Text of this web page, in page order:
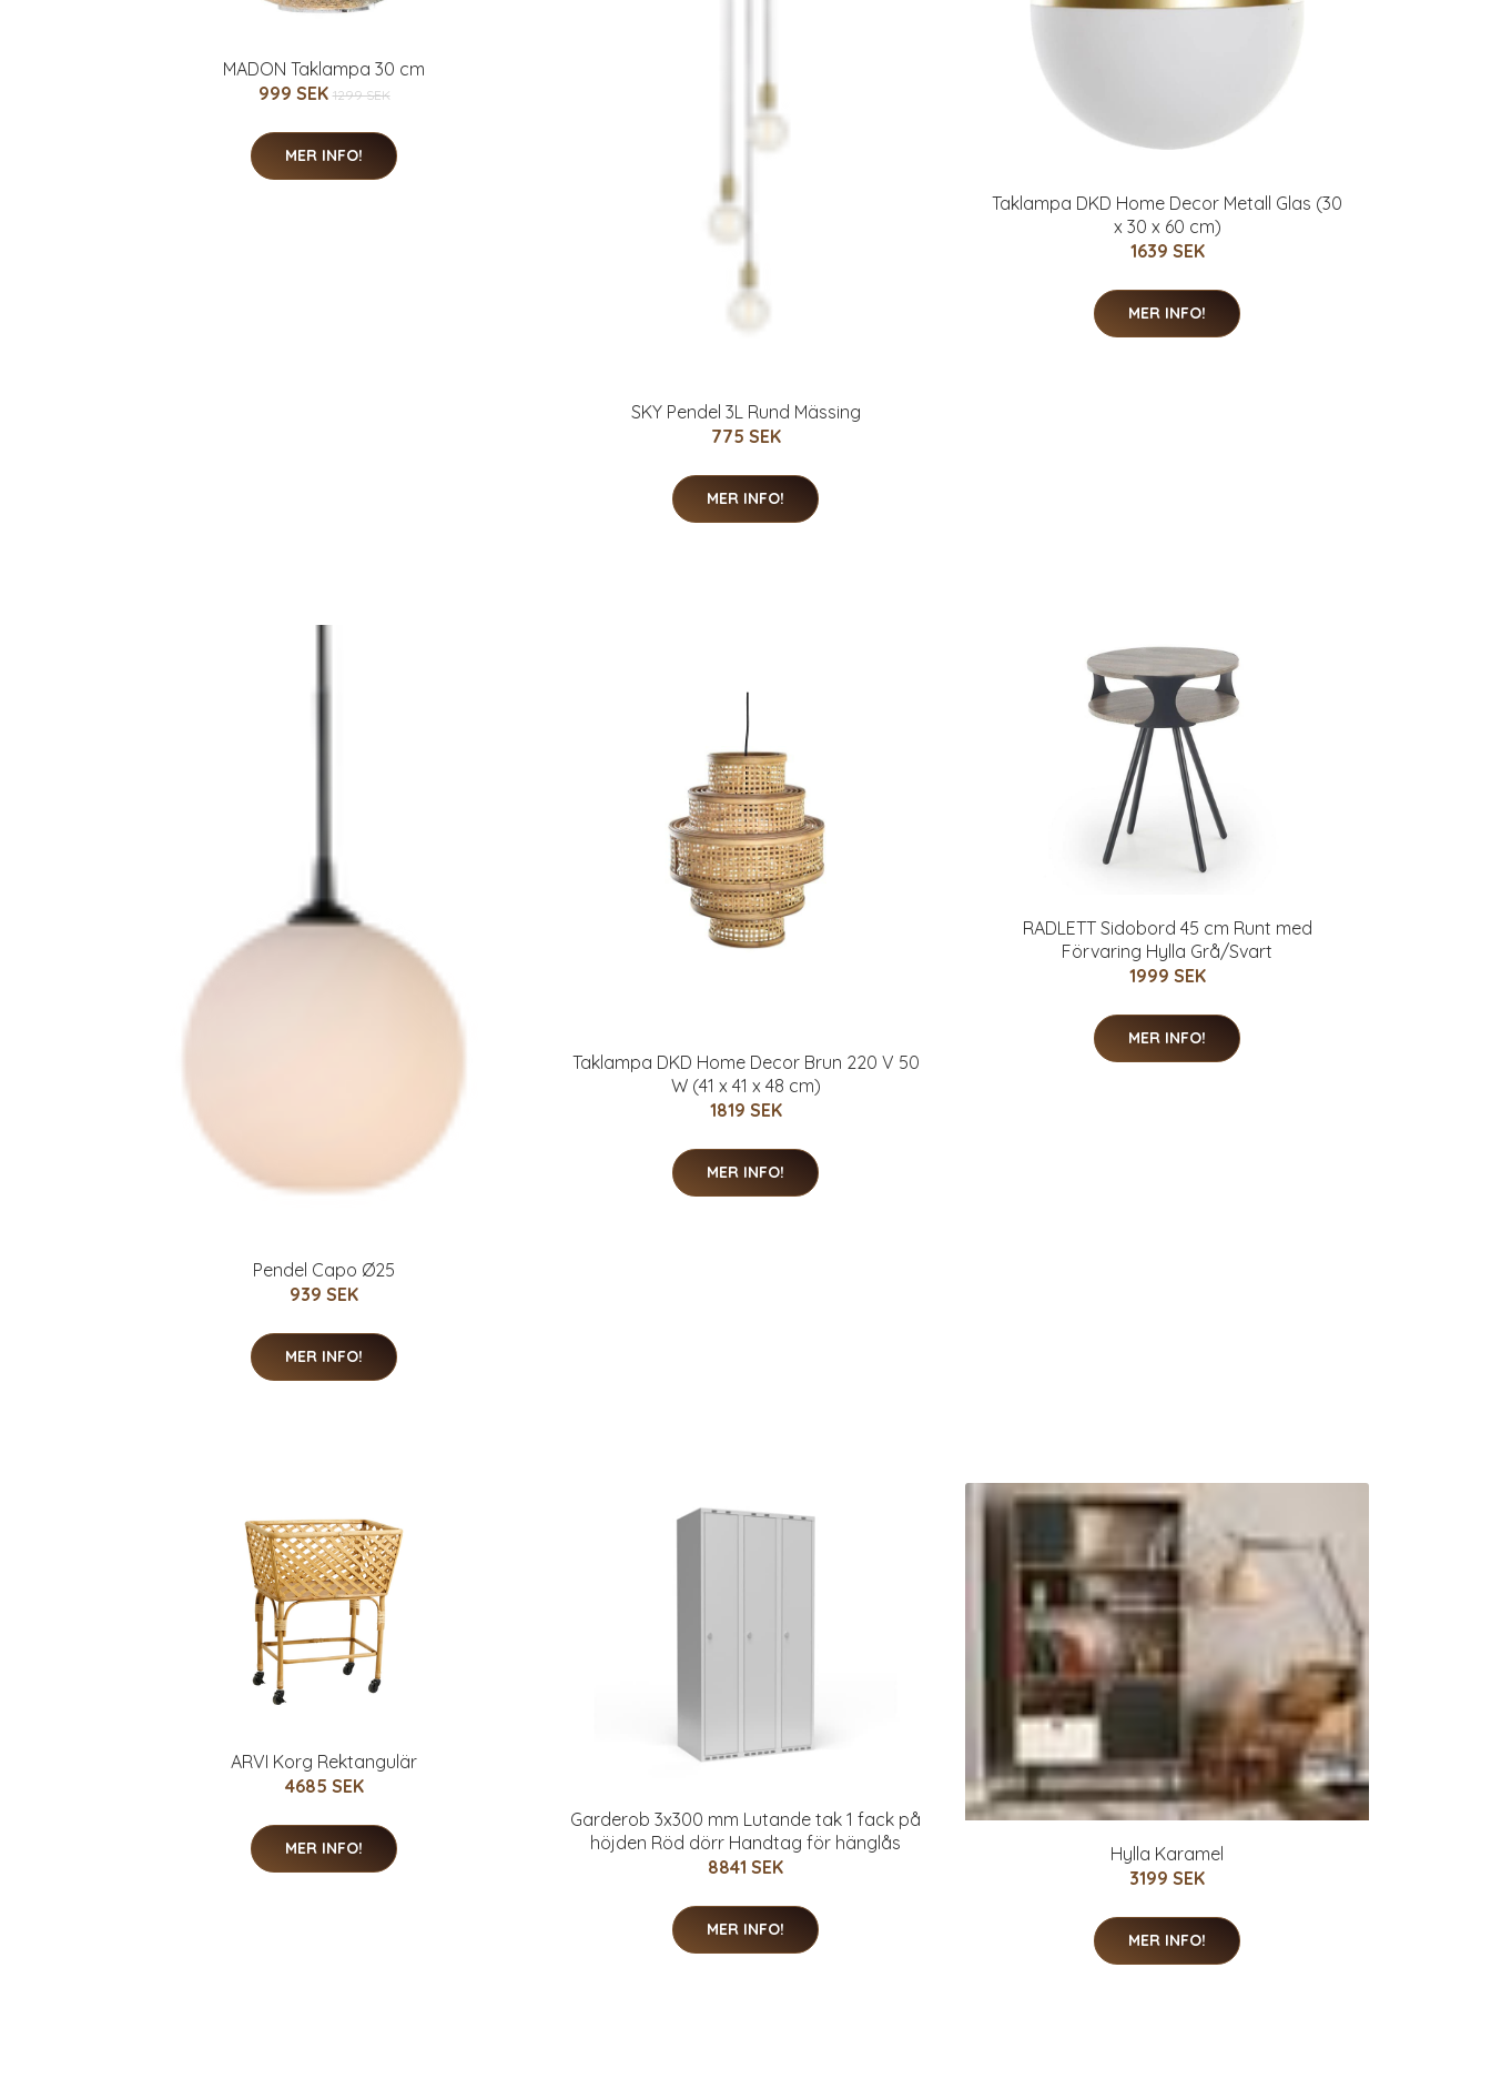
MADON Taklampa 30 cm
999 SEK 1299 SEK
MER INFO!
SKY Pendel 3L Rund Mässing
775 SEK
MER INFO!
Taklampa DKD Home Decor Metall Glas (30
x 30 x 60 cm)
1639 SEK
MER INFO!
Pendel Capo Ø25
939 SEK
MER INFO!
Taklampa DKD Home Decor Brun 220 V 50
W (41 x 41 x 48 cm)
1819 SEK
MER INFO!
RADLETT Sidobord 45 cm Runt med
Förvaring Hylla Grå/Svart
1999 SEK
MER INFO!
ARVI Korg Rektangulär
4685 SEK
MER INFO!
Garderob 3x300 mm Lutande tak 1 fack på
höjden Röd dörr Handtag för hänglås
8841 SEK
MER INFO!
Hylla Karamel
3199 SEK
MER INFO!